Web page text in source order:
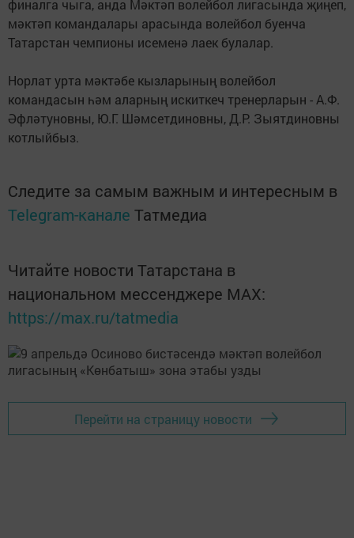
финалга чыга, анда Мәктәп волейбол лигасында җиңеп,
мәктәп командалары арасында волейбол буенча
Татарстан чемпионы исеменә лаек булалар.
Норлат урта мәктәбе кызларының волейбол
командасын һәм аларның искиткеч тренерларын - А.Ф.
Әфләтуновны, Ю.Г. Шәмсетдиновны, Д.Р. Зыятдиновны
котлыйбыз.
Следите за самым важным и интересным в
Telegram-канале Татмедиа
Читайте новости Татарстана в
национальном мессенджере MАХ:
https://max.ru/tatmedia
Перейти на страницу новости